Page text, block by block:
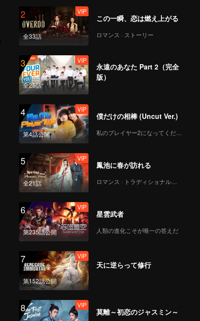
2
全33話
VIP
この一瞬、恋は燃え上がる
ロマンス · ストーリー
3
全25話
VIP
永遠のあなた Part 2（完全
版）
4
第4話公開
VIP
僕だけの相棒 (Uncut Ver.)
私のプレイヤー2になってください
5
全21話
VIP
鳳池に春が訪れる
ロマンス · トラディショナル・コスチューム
6
第235話公開
VIP
星雲武者
人類の進化こそが唯一の答えだ
7
第152話公開
VIP
天に逆らって修行
8 VIP
莫離～初恋のジャスミン～